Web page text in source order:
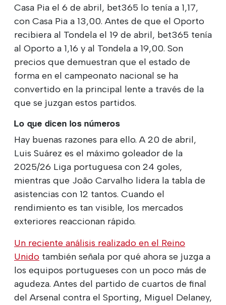
Casa Pia el 6 de abril, bet365 lo tenía a 1,17,
con Casa Pia a 13,00. Antes de que el Oporto
recibiera al Tondela el 19 de abril, bet365 tenía
al Oporto a 1,16 y al Tondela a 19,00. Son
precios que demuestran que el estado de
forma en el campeonato nacional se ha
convertido en la principal lente a través de la
que se juzgan estos partidos.
Lo que dicen los números
Hay buenas razones para ello. A 20 de abril,
Luis Suárez es el máximo goleador de la
2025/26 Liga portuguesa con 24 goles,
mientras que João Carvalho lidera la tabla de
asistencias con 12 tantos. Cuando el
rendimiento es tan visible, los mercados
exteriores reaccionan rápido.
Un reciente análisis realizado en el Reino
Unido también señala por qué ahora se juzga a
los equipos portugueses con un poco más de
agudeza. Antes del partido de cuartos de final
del Arsenal contra el Sporting, Miguel Delaney,